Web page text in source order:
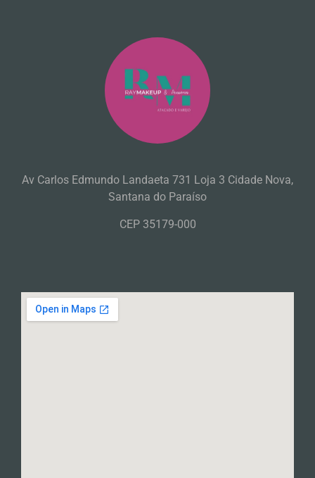
Av Carlos Edmundo Landaeta 731 Loja 3 Cidade Nova,
Santana do Paraíso
CEP 35179-000